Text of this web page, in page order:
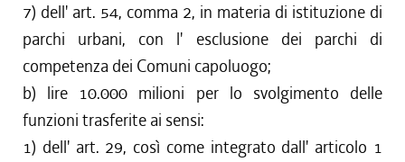
7) dell' art. 54, comma 2, in materia di istituzione di
parchi urbani, con l' esclusione dei parchi di
competenza dei Comuni capoluogo;
b) lire 10.000 milioni per lo svolgimento delle
funzioni trasferite ai sensi:
1) dell' art. 29, così come integrato dall' articolo 1